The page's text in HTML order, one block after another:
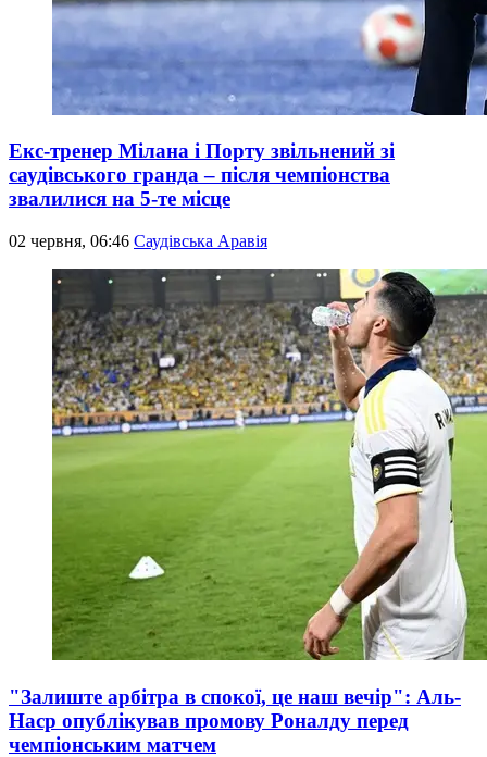
Екс-тренер Мілана і Порту звільнений зі
саудівського гранда – після чемпіонства
звалилися на 5-те місце
02 червня, 06:46 Саудівська Аравія
"Залиште арбітра в спокої, це наш вечір": Аль-
Наср опублікував промову Роналду перед
чемпіонським матчем